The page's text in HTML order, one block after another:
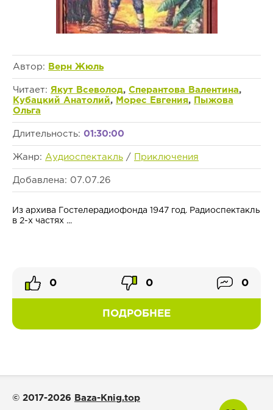
Автор: Верн Жюль
Читает: Якут Всеволод, Сперантова Валентина,
Кубацкий Анатолий, Морес Евгения,
Пыжова
Ольга
Длительность: 01:30:00
Жанр: Аудиоспектакль / Приключения
Добавлена: 07.07.26
Из архива Гостелерадиофонда 1947 год. Радиоспектакль
в 2-х частях ...
ПОДРОБНЕЕ
0 0 0
© 2017-2026 Baza-Knig.top